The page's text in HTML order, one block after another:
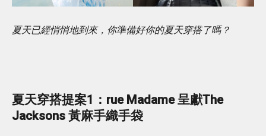
夏天已經悄悄地到來，你準備好你的夏天穿搭了嗎？
夏天穿搭提案1：rue Madame 呈獻The
Jacksons 黃麻手織手袋